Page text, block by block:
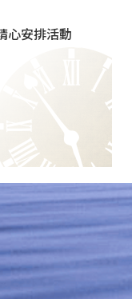
心安排活動